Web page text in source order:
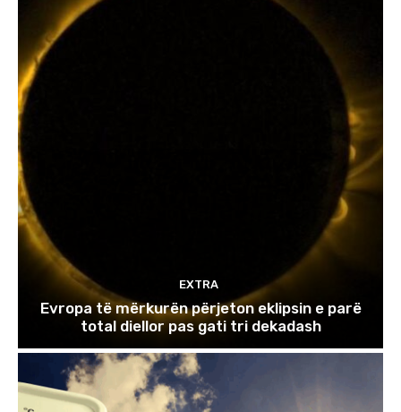
EXTRA
Evropa të mërkurën përjeton eklipsin e parë
total diellor pas gati tri dekadash